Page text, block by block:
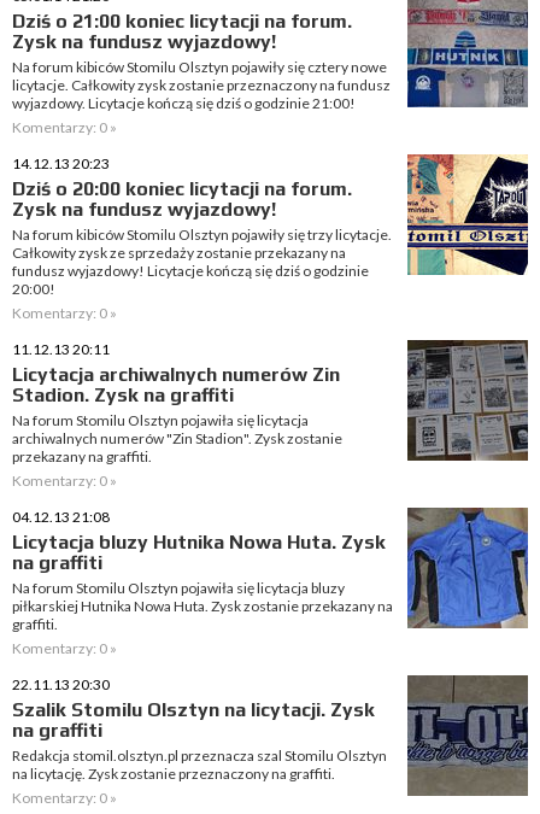
Dziś o 21:00 koniec licytacji na forum.
Zysk na fundusz wyjazdowy!
Na forum kibiców Stomilu Olsztyn pojawiły się cztery nowe
licytacje. Całkowity zysk zostanie przeznaczony na fundusz
wyjazdowy. Licytacje kończą się dziś o godzinie 21:00!
Komentarzy: 0 »
14.12.13 20:23
Dziś o 20:00 koniec licytacji na forum.
Zysk na fundusz wyjazdowy!
Na forum kibiców Stomilu Olsztyn pojawiły się trzy licytacje.
Całkowity zysk ze sprzedaży zostanie przekazany na
fundusz wyjazdowy! Licytacje kończą się dziś o godzinie
20:00!
Komentarzy: 0 »
11.12.13 20:11
Licytacja archiwalnych numerów Zin
Stadion. Zysk na graffiti
Na forum Stomilu Olsztyn pojawiła się licytacja
archiwalnych numerów "Zin Stadion". Zysk zostanie
przekazany na graffiti.
Komentarzy: 0 »
04.12.13 21:08
Licytacja bluzy Hutnika Nowa Huta. Zysk
na graffiti
Na forum Stomilu Olsztyn pojawiła się licytacja bluzy
piłkarskiej Hutnika Nowa Huta. Zysk zostanie przekazany na
graffiti.
Komentarzy: 0 »
22.11.13 20:30
Szalik Stomilu Olsztyn na licytacji. Zysk
na graffiti
Redakcja stomil.olsztyn.pl przeznacza szal Stomilu Olsztyn
na licytację. Zysk zostanie przeznaczony na graffiti.
Komentarzy: 0 »